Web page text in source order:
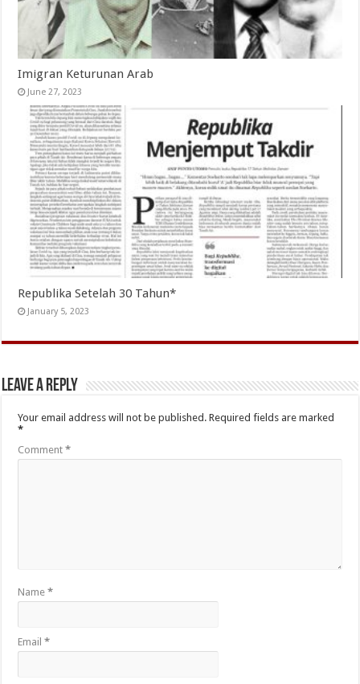
Imigran Keturunan Arab
June 27, 2023
Republika Setelah 30 Tahun*
January 5, 2023
Leave a Reply
Your email address will not be published. Required fields are marked
*
Comment*
Name*
Email*